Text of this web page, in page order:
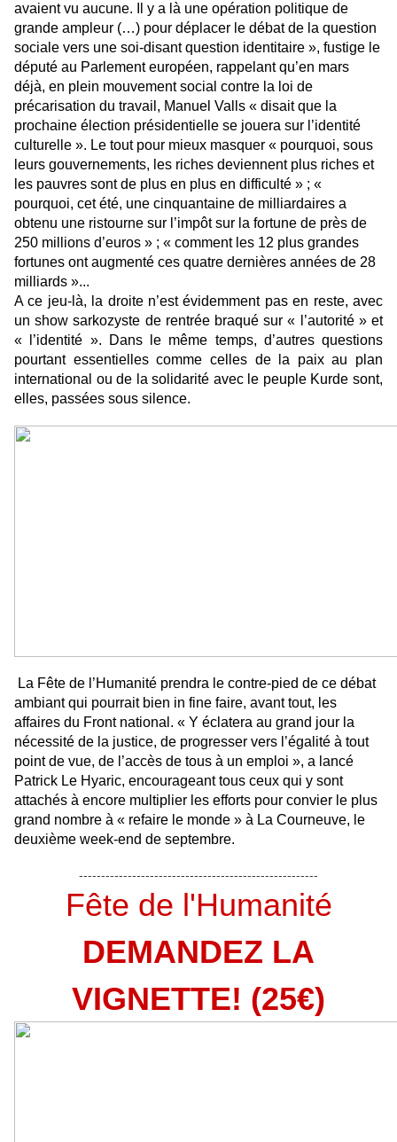
avaient vu aucune. Il y a là une opération politique de
grande ampleur (…) pour déplacer le débat de la question
sociale vers une soi-disant question identitaire », fustige le
député au Parlement européen, rappelant qu’en mars
déjà, en plein mouvement social contre la loi de
précarisation du travail, Manuel Valls « disait que la
prochaine élection présidentielle se jouera sur l’identité
culturelle ». Le tout pour mieux masquer « pourquoi, sous
leurs gouvernements, les riches deviennent plus riches et
les pauvres sont de plus en plus en difficulté » ; «
pourquoi, cet été, une cinquantaine de milliardaires a
obtenu une ristourne sur l’impôt sur la fortune de près de
250 millions d’euros » ; « comment les 12 plus grandes
fortunes ont augmenté ces quatre dernières années de 28
milliards »...
A ce jeu-là, la droite n’est évidemment pas en reste, avec
un show sarkozyste de rentrée braqué sur « l’autorité » et
« l’identité ». Dans le même temps, d’autres questions
pourtant essentielles comme celles de la paix au plan
international ou de la solidarité avec le peuple Kurde sont,
elles, passées sous silence.
La Fête de l’Humanité prendra le contre-pied de ce débat
ambiant qui pourrait bien in fine faire, avant tout, les
affaires du Front national. « Y éclatera au grand jour la
nécessité de la justice, de progresser vers l’égalité à tout
point de vue, de l’accès de tous à un emploi », a lancé
Patrick Le Hyaric, encourageant tous ceux qui y sont
attachés à encore multiplier les efforts pour convier le plus
grand nombre à « refaire le monde » à La Courneuve, le
deuxième week-end de septembre.
------------------------------------------------------
Fête de l'Humanité
DEMANDEZ LA
VIGNETTE! (25€)